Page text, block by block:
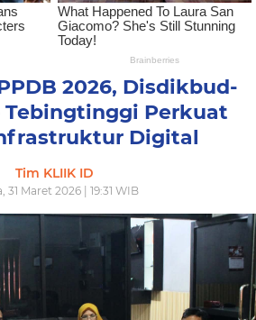
2026, Disdikbud-
Perkuat
Digital
Tim KLIIK ID
31 Maret 2026 | 19:31 WIB